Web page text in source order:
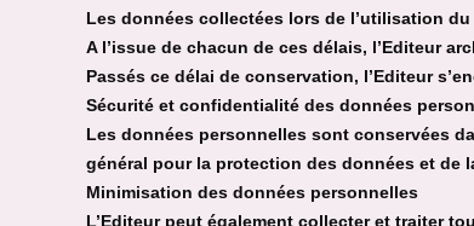
Les données collectées lors de l’utilisation
A l’issue de chacun de ces délais, l’Editeur
Passés ce délai de conservation, l’Editeur
Sécurité et confidentialité des données
Les données personnelles sont conservées
général pour la protection des données et de
Minimisation des données personnelles
L’Editeur peut également collecter et traiter